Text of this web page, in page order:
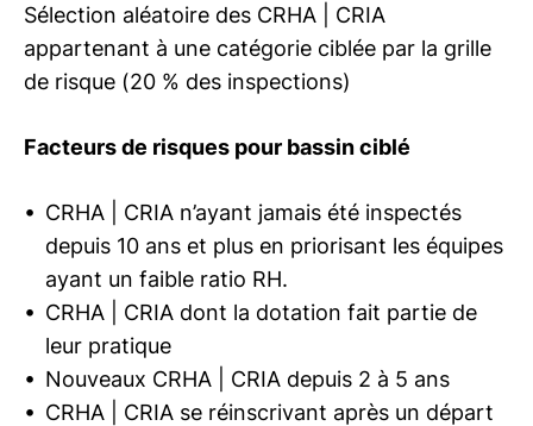
Sélection aléatoire des CRHA | CRIA
appartenant à une catégorie ciblée par la grille
de risque (20 % des inspections)
Facteurs de risques pour bassin ciblé
CRHA | CRIA n’ayant jamais été inspectés
depuis 10 ans et plus en priorisant les équipes
ayant un faible ratio RH.
CRHA | CRIA dont la dotation fait partie de
leur pratique
Nouveaux CRHA | CRIA depuis 2 à 5 ans
CRHA | CRIA se réinscrivant après un départ